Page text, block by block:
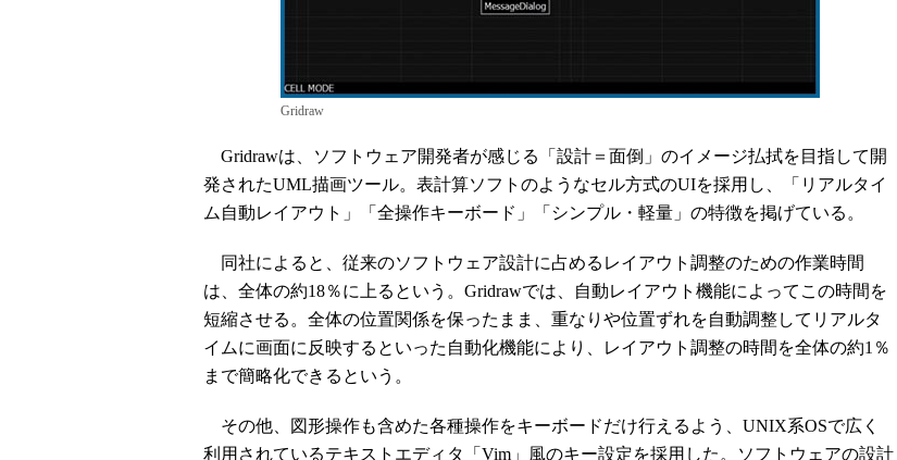
Gridraw
Gridrawは、ソフトウェア開発者が感じる「設計＝面倒」のイメージ払拭を目指して開
発されたUML描画ツール。表計算ソフトのようなセル方式のUIを採用し、「リアルタイ
ム自動レイアウト」「全操作キーボード」「シンプル・軽量」の特徴を掲げている。
同社によると、従来のソフトウェア設計に占めるレイアウト調整のための作業時間
は、全体の約18％に上るという。Gridrawでは、自動レイアウト機能によってこの時間を
短縮させる。全体の位置関係を保ったまま、重なりや位置ずれを自動調整してリアルタ
イムに画面に反映するといった自動化機能により、レイアウト調整の時間を全体の約1％
まで簡略化できるという。
その他、図形操作も含めた各種操作をキーボードだけ行えるよう、UNIX系OSで広く
利用されているテキストエディタ「Vim」風のキー設定を採用した。ソフトウェアの設計